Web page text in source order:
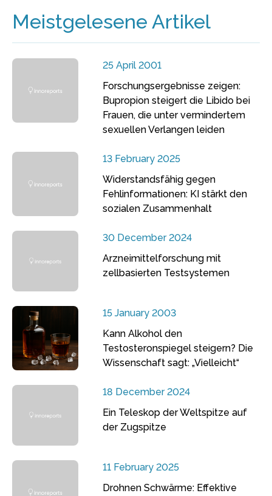
Meistgelesene Artikel
25 April 2001
Forschungsergebnisse zeigen:
Bupropion steigert die Libido bei
Frauen, die unter vermindertem
sexuellen Verlangen leiden
13 February 2025
Widerstandsfähig gegen
Fehlinformationen: KI stärkt den
sozialen Zusammenhalt
30 December 2024
Arzneimittelforschung mit
zellbasierten Testsystemen
15 January 2003
Kann Alkohol den
Testosteronspiegel steigern? Die
Wissenschaft sagt: „Vielleicht“
18 December 2024
Ein Teleskop der Weltspitze auf
der Zugspitze
11 February 2025
Drohnen Schwärme: Effektive